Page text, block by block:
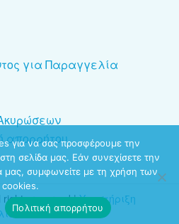
για Παραγγελία
απορρήτου
rights reserved |Υποστήριξη
-dezitech.
για να σας προσφέρουμε την
σελίδα μας. Εάν συνεχίσετε την
μας, συμφωνείτε με τη χρήση των
cookies.
Πολιτική απορρήτου